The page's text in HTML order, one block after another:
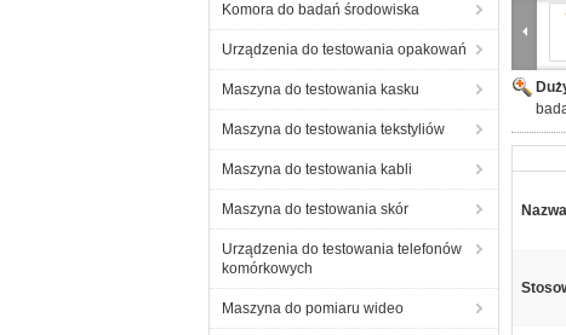
Komora do badań środowiska
Urządzenia do testowania opakowań
Maszyna do testowania kasku
Maszyna do testowania tekstyliów
Maszyna do testowania kabli
Maszyna do testowania skór
Urządzenia do testowania telefonów
komórkowych
Maszyna do pomiaru wideo